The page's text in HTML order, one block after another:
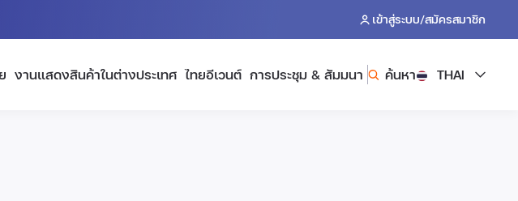
เข้าสู่ระบบ/สมัครสมาชิก
งานแสดงสินค้าในต่างประเทศ ไทยอีเวนต์ การประชุม & สัมมนา ค้นหา THAI